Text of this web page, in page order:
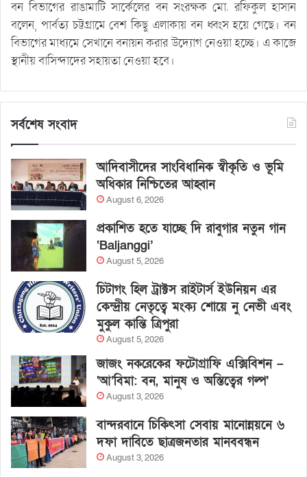
বন বিভাগের রাঙামাটি সার্কেলের বন সংরক্ষক মো. রফিকুল হাসান
বলেন, পার্বত্য চট্টগ্রামে বেশ কিছু এলাকায় বন ধ্বংস হয়ে গেছে। বন
বিভাগের মাধ্যমে সেখানে বনায়ন করার উদ্যোগ নেওয়া হচ্ছে। এ কাজে
স্থানীয় বাসিন্দাদের সহায়তা নেওয়া হবে।
সর্বশেষ সংবাদ
আদিবাসীদের সাংবিধানিক স্বীকৃতি ও ভূমি
অধিকার নিশ্চিতের আহ্বান
August 6, 2026
প্রকাশিত হতে যাচ্ছে দি রাবুগার নতুন গান
‘Baljanggi’
August 5, 2026
চিটাগং হিল ট্রাক্টস রাইটার্স ইউনিয়ন এর
কেন্দ্রীয় নেতৃত্বে মংক্য শোয়ে নু নেভী এবং
মুকুল কান্তি ত্রিপুরা
August 5, 2026
জাজং নকরেকের ফটোগ্রাফি এক্সিবিশন –
‘আ’বিমা: বন, মানুষ ও অস্তিত্বের গল্প’
August 3, 2026
বান্দরবানে চিকিৎসা সেবায় মানোন্নয়নে ৬
দফা দাবিতে ছাত্রজনতার মানববন্ধন
August 3, 2026